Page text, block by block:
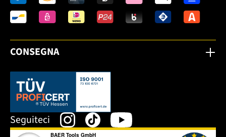
CONSEGNA
Dieser Link öffnet sich in einem neuen Tab.
Seguiteci